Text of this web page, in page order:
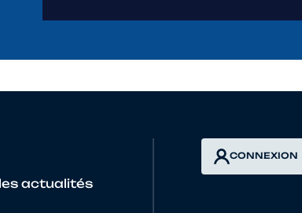
actualités
CONNEXION